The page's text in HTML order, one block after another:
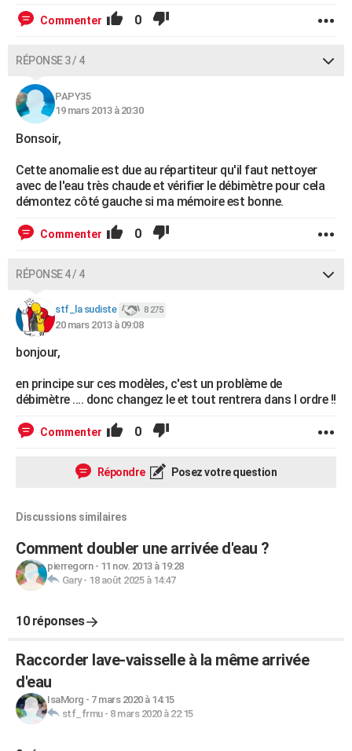
Commenter 0
RÉPONSE 3 / 4
PAPY35
19 mars 2013 à 20:30
Bonsoir,
Cette anomalie est due au répartiteur qu'il faut nettoyer
avec de l'eau très chaude et vérifier le débimètre pour cela
démontez côté gauche si ma mémoire est bonne.
Commenter 0
RÉPONSE 4 / 4
stf_la sudiste 8 275
20 mars 2013 à 09:08
bonjour,
en principe sur ces modèles, c'est un problème de
débimètre .... donc changez le et tout rentrera dans l ordre !!
Commenter 0
Répondre Posez votre question
Discussions similaires
Comment doubler une arrivée d'eau ?
pierregorn- 11 nov. 2013 à 19:28
Gary- 18 août 2025 à 14:47
10 réponses
Raccorder lave-vaisselle à la même arrivée
d'eau
IsaMorg - 7 mars 2020 à 14:15
stf_frmu- 8 mars 2020 à 22:15